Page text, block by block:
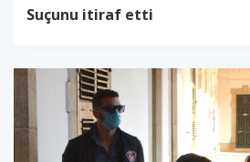
Suçunu itiraf etti